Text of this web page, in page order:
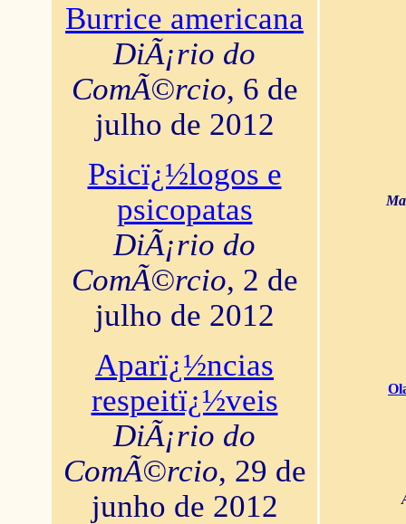
Burrice americana
DiÃ¡rio do
ComÃ©rcio, 6 de
julho de 2012
Psicï¿½logos e
psicopatas
DiÃ¡rio do
ComÃ©rcio, 2 de
julho de 2012
Aparï¿½ncias
respeitï¿½veis
DiÃ¡rio do
ComÃ©rcio, 29 de
junho de 2012